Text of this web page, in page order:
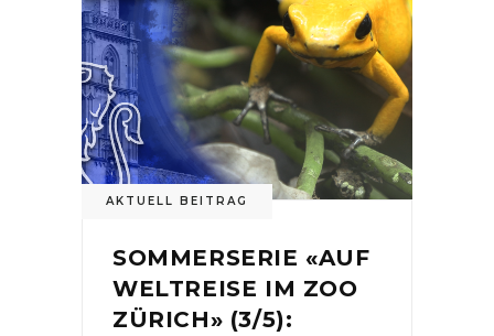
AKTUELL BEITRAG
SOMMERSERIE «AUF
WELTREISE IM ZOO
ZÜRICH» (3/5):